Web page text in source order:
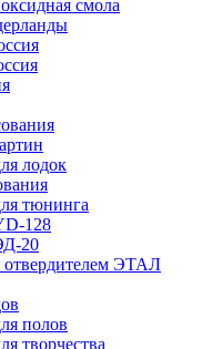
смола
лодок
тюнинга
128
20
отвердителем ЭТАЛ
полов
творчества